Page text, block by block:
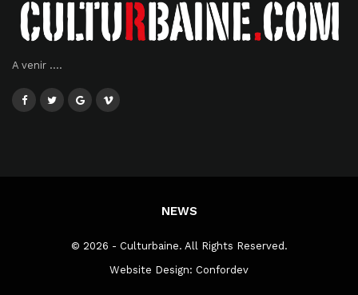
A venir ....
NEWS
© 2026 - Culturbaine. All Rights Reserved.
Website Design: Confordev